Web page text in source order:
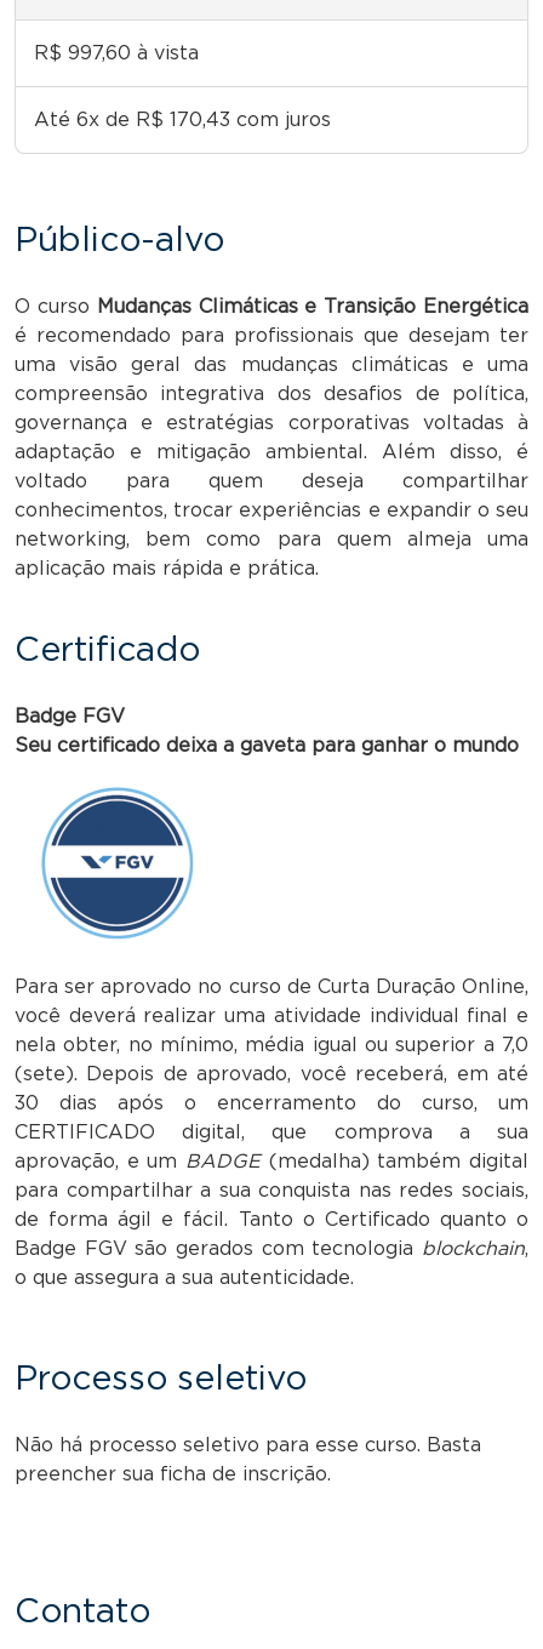
R$ 997,60 à vista
Até 6x de R$ 170,43 com juros
Público-alvo
O curso
Mudanças Climáticas e Transição Energética
é recomendado para profissionais que desejam ter
uma visão geral das mudanças climáticas e uma
compreensão integrativa dos desafios de política,
governança e estratégias corporativas voltadas à
adaptação e mitigação ambiental. Além disso, é
voltado para quem deseja compartilhar
conhecimentos, trocar experiências e expandir o seu
networking, bem como para quem almeja uma
aplicação mais rápida e prática.
Certificado
Badge FGV
Seu certificado deixa a gaveta para ganhar o mundo
Para ser aprovado no curso de Curta Duração Online,
você deverá realizar uma atividade individual final e
nela obter, no mínimo, média igual ou superior a 7,0
(sete). Depois de aprovado, você receberá, em até
30 dias após o encerramento do curso, um
CERTIFICADO digital, que comprova a sua
aprovação, e um
BADGE (medalha) também digital
para compartilhar a sua conquista nas redes sociais,
de forma ágil e fácil. Tanto o Certificado quanto o
Badge FGV são gerados com tecnologia blockchain,
o que assegura a sua autenticidade.
Processo seletivo
Não há processo seletivo para esse curso. Basta
preencher sua ficha de inscrição.
Contato